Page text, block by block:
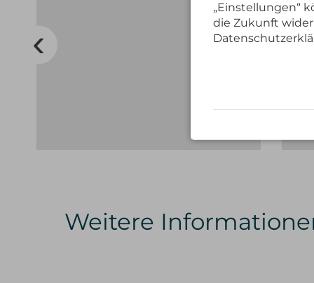
Weitere
„Einstellungen“
die Zukunft